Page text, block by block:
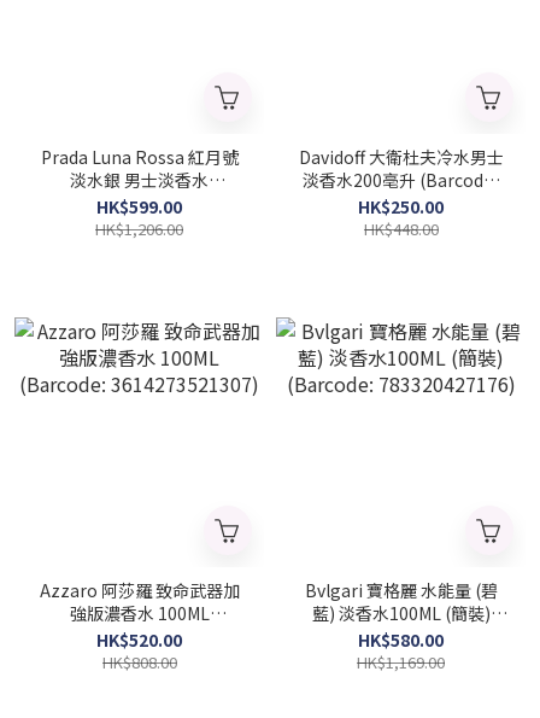
Prada Luna Rossa 紅月號
淡水銀 男士淡香水
100ml(Barcode:
3614273478755)
HK$599.00
HK$1,206.00
Davidoff 大衛杜夫冷水男士
淡香水200亳升 (Barcode :
3607342359789)
HK$250.00
HK$448.00
Azzaro 阿莎羅 致命武器加
強版濃香水 100ML
(Barcode: 3614273521307)
HK$520.00
HK$808.00
Bvlgari 寶格麗 水能量 (碧
藍) 淡香水100ML (簡裝)
(Barcode: 783320427176)
HK$580.00
HK$1,169.00